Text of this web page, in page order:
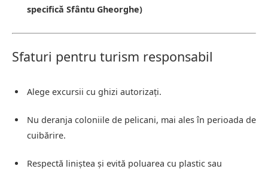
specifică Sfântu Gheorghe)
Sfaturi pentru turism responsabil
Alege excursii cu ghizi autorizați.
Nu deranja coloniile de pelicani, mai ales în perioada de
cuibărire.
Respectă liniștea și evită poluarea cu plastic sau